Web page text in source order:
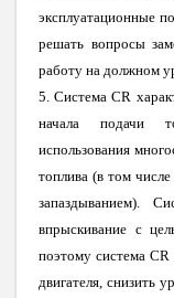
эксплуатационные
решать вопросы
работу на должном
5.Система CR
начала подачи
использования
топлива (в том
запаздыванием).
впрыскивание с
поэтому система
двигателя, снизить